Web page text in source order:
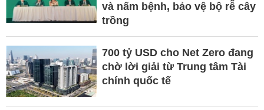
và nấm bệnh, bảo vệ bộ rễ cây
trồng
700 tỷ USD cho Net Zero đang
chờ lời giải từ Trung tâm Tài
chính quốc tế